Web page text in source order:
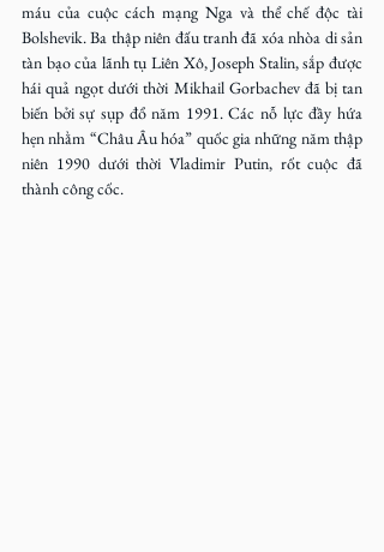
máu của cuộc cách mạng Nga và thể chế độc tài
Bolshevik. Ba thập niên đấu tranh đã xóa nhòa di sản
tàn bạo của lãnh tụ Liên Xô, Joseph Stalin, sắp được
hái quả ngọt dưới thời Mikhail Gorbachev đã bị tan
biến bởi sự sụp đổ năm 1991. Các nỗ lực đầy hứa
hẹn nhằm “Châu Âu hóa” quốc gia những năm thập
niên 1990 dưới thời Vladimir Putin, rốt cuộc đã
thành công cốc.